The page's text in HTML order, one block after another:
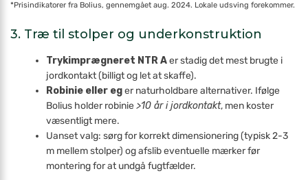
*Pris­indikatorer fra Bolius, gennemgået aug. 2024. Lokale udsving forekommer.
3. Træ til stolper og underkonstruktion
Trykimprægneret NTR Aer stadig det mest brugte i
jordkontakt (billigt og let at skaffe).
Robinie eller eger naturholdbare alternativer. Ifølge
Bolius holder robinie>10 år i jordkontakt, men koster
væsentligt mere.
Uanset valg: sørg for korrekt dimensionering (typisk 2-3
m mellem stolper) og afslib eventuelle mærker før
montering for at undgå fugtfælder.